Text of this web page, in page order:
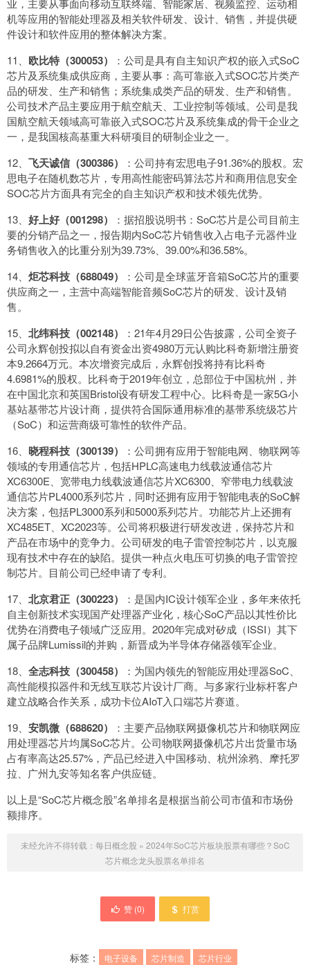
业，主要从事面向移动互联终端、智能家居、视频监控、运动相
机等应用的智能处理器及相关软件研发、设计、销售，并提供硬
件设计和软件应用的整体解决方案。
11、 欧比特（300053）
：公司是具有自主知识产权的嵌入式SoC
芯片及系统集成供应商，主要从事：高可靠嵌入式SOC芯片类产
品的研发、生产和销售；系统集成类产品的研发、生产和销售。
公司技术产品主要应用于航空航天、工业控制等领域。公司是我
国航空航天领域高可靠嵌入式SOC芯片及系统集成的骨干企业之
一，是我国核高基重大科研项目的研制企业之一。
12、 飞天诚信（300386）
：公司持有宏思电子91.36%的股权。宏
思电子在随机数芯片，专用高性能密码算法芯片和商用信息安全
SOC芯片方面具有完全的自主知识产权和技术领先优势。
13、 好上好（001298）
：据招股说明书：SoC芯片是公司目前主
要的分销产品之一，报告期内SoC芯片销售收入占电子元器件业
务销售收入的比重分别为39.73%、39.00%和36.58%。
14、 炬芯科技（688049）
：公司是全球蓝牙音箱SoC芯片的重要
供应商之一，主营中高端智能音频SoC芯片的研发、设计及销
售。
15、 北纬科技（002148）
：21年4月29日公告披露，公司全资子
公司永辉创投拟以自有资金出资4980万元认购比科奇新增注册资
本9.2664万元。本次增资完成后，永辉创投将持有比科奇
4.6981%的股权。比科奇于2019年创立，总部位于中国杭州，并
在中国北京和英国Bristol设有研发工程中心。比科奇是一家5G小
基站基带芯片设计商，提供符合国际通用标准的基带系统级芯片
（SoC）和运营商级可靠性的软件产品。
16、 晓程科技（300139）
：公司拥有应用于智能电网、物联网等
领域的专用通信芯片，包括HPLC高速电力线载波通信芯片
XC6300E、宽带电力线载波通信芯片XC6300、窄带电力线载波
通信芯片PL4000系列芯片，同时还拥有应用于智能电表的SoC解
决方案，包括PL3000系列和5000系列芯片。功能芯片上还拥有
XC485ET、XC2023等。公司将积极进行研发改进，保持芯片和
产品在市场中的竞争力。公司研发的电子雷管控制芯片，以克服
现有技术中存在的缺陷。提供一种点火电压可切换的电子雷管控
制芯片。目前公司已经申请了专利。
17、 北京君正（300223）
：是国内IC设计领军企业，多年来依托
自主创新技术实现国产处理器产业化，核心SoC产品以其性价比
优势在消费电子领域广泛应用。2020年完成对矽成（ISSI）其下
属子品牌Lumissil的并购，新晋成为半导体存储器领军企业。
18、 全志科技（300458）
：为国内领先的智能应用处理器SoC、
高性能模拟器件和无线互联芯片设计厂商。与多家行业标杆客户
建立战略合作关系，成功卡位AIoT入口端芯片赛道。
19、 安凯微（688620）
：主要产品物联网摄像机芯片和物联网应
用处理器芯片均属SoC芯片。公司物联网摄像机芯片出货量市场
占有率高达25.57%，产品已经进入中国移动、杭州涂鸦、摩托罗
拉、广州九安等知名客户供应链。
以上是“SoC芯片概念股”名单排名是根据当前公司市值和市场份
额排序。
未经允许不得转载： 每日概念股 » 2024年SoC芯片板块股票有哪些？SoC
芯片概念龙头股票名单排名
赞 (0) 打赏
标签： 电子设备 芯片制造 芯片行业